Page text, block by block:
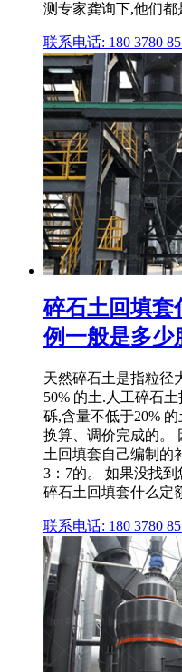
测专家龚询下,他们
联系电话: 180 3780
碎石土回填套
例一般是多少
天然碎石土是指粒径
50% 的土.人工碎石
砾,含量不低于20%
换算、调价完成的。
土回填套自己编制的
3：7的。 如果没找到
碎石土回填套什么定
联系电话: 180 3780